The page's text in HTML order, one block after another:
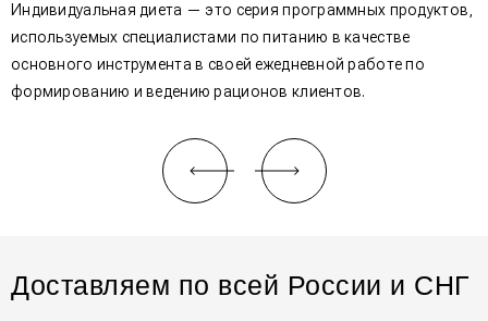
Индивидуальная диета — это серия программных продуктов,
используемых специалистами по питанию в качестве
основного инструмента в своей ежедневной работе по
формированию и ведению рационов клиентов.
Доставляем по всей России и СНГ